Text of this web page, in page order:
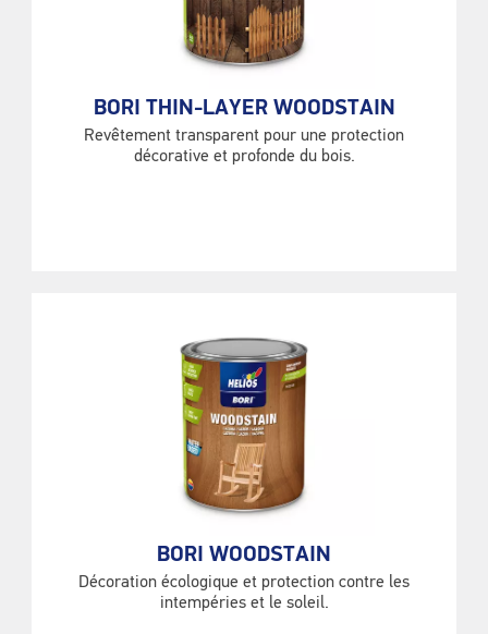
BORI THIN-LAYER WOODSTAIN
Revêtement transparent pour une protection
décorative et profonde du bois.
BORI WOODSTAIN
Décoration écologique et protection contre les
intempéries et le soleil.